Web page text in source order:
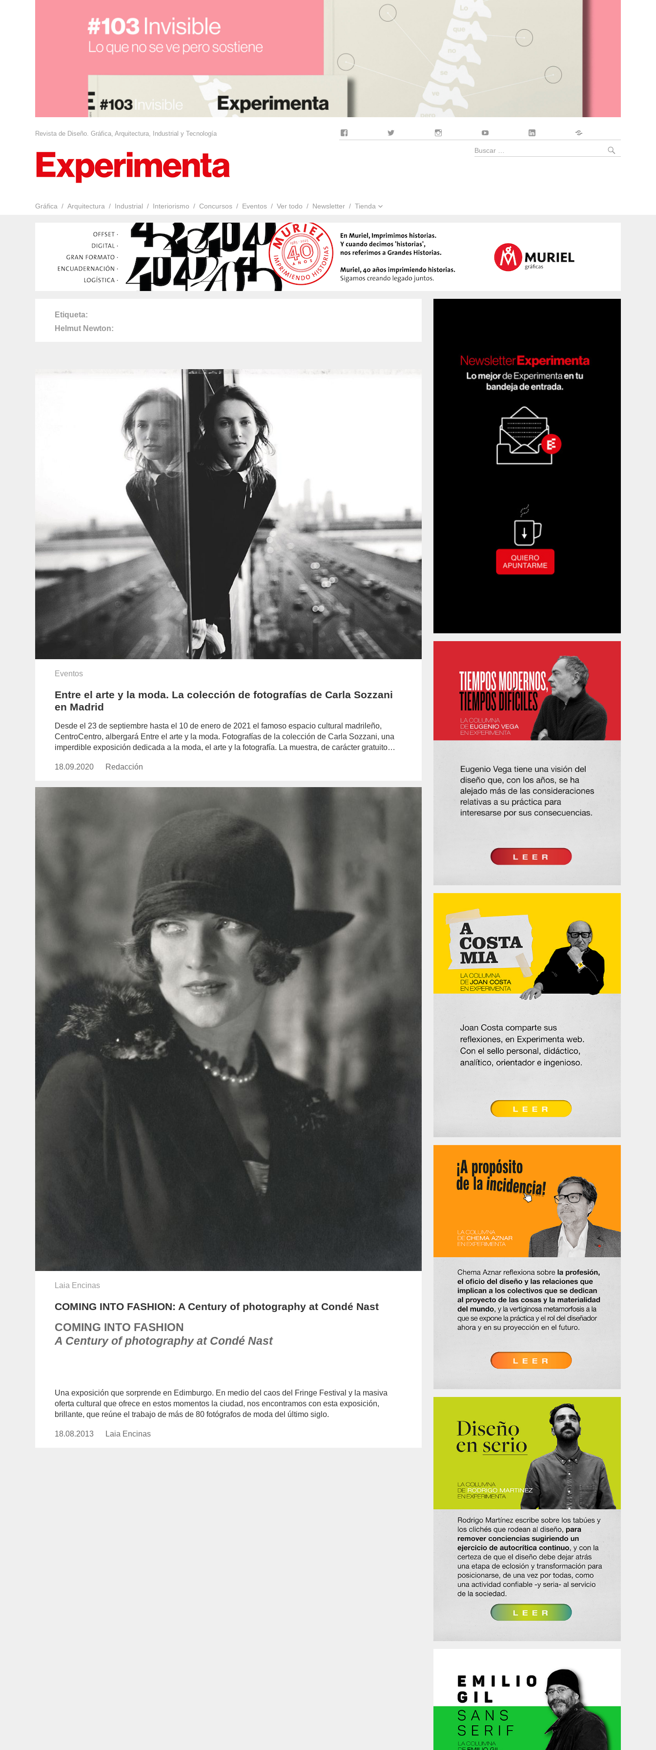
Revista de Diseño. Gráfica, Arquitectura, Industrial y Tecnología
Gráfica Arquitectura Industrial Interiorismo Concursos Eventos Ver todo Newsletter Tienda
Buscar
Etiqueta
Helmut Newton
Eventos
Entre el arte y la moda. La colección de fotografías de Carla Sozzani
en Madrid
Desde el 23 de septiembre hasta el 10 de enero de 2021 el famoso espacio cultural madrileño,
CentroCentro, albergará Entre el arte y la moda. Fotografías de la colección de Carla Sozzani, una
imperdible exposición dedicada a la moda, el arte y la fotografía. La muestra, de carácter gratuito…
Publicado
18.09.2020 https://www.experimenta.es/author/redaccion/
Redacción
Laia Encinas
COMING INTO FASHION: A Century of photography at Condé Nast
COMING INTO FASHION
A Century of photography at Condé Nast
Una exposición que sorprende en Edimburgo. En medio del caos del Fringe Festival y la masiva
oferta cultural que ofrece en estos momentos la ciudad, nos encontramos con esta exposición,
brillante, que reúne el trabajo de más de 80 fotógrafos de moda del último siglo.
Publicado
18.08.2013 https://www.experimenta.es/author/Laia%20Encinas/
Laia Encinas